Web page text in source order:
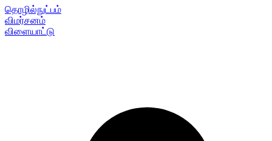
தொழில்நுட்பம்
விமர்சனம்
விளையாட்டு